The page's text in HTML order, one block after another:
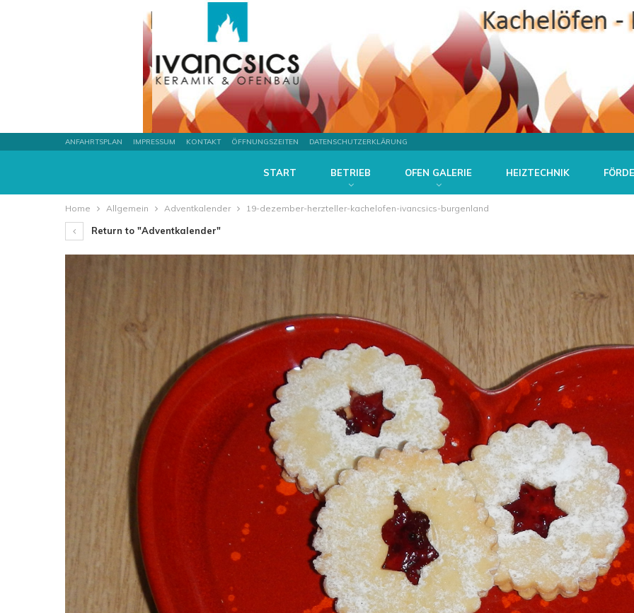
ANFAHRTSPLAN IMPRESSUM KONTAKT ÖFFNUNGSZEITEN DATENSCHUTZERKLÄRUNG
START BETRIEB OFEN GALERIE HEIZTECHNIK
Home Allgemein Adventkalender 19-dezember-herzteller-kachelofen-ivancsics-burgenland
Return to "Adventkalender"